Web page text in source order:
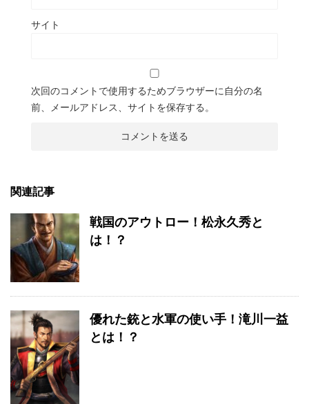
サイト
次回のコメントで使用するためブラウザーに自分の名
前、メールアドレス、サイトを保存する。
関連記事
戦国のアウトロー！松永久秀と
は！？
優れた銃と水軍の使い手！滝川一益
とは！？